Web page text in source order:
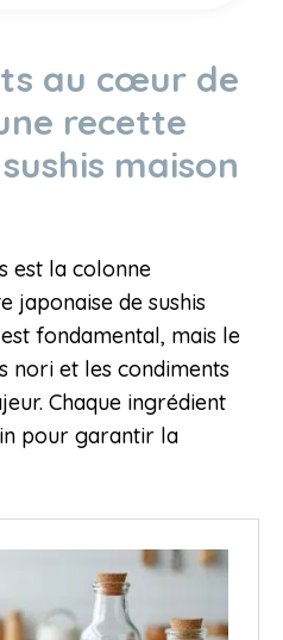
au cœur de
recette
maison
est la colonne
japonaise de sushis
fondamental, mais le
nori et les condiments
Chaque ingrédient
pour garantir la